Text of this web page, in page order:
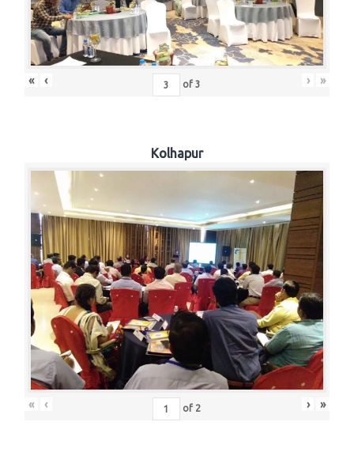
« ‹ of3 › »
Kolhapur
« ‹ of 2 › »